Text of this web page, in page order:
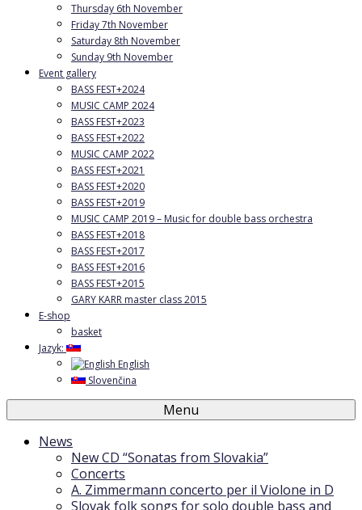
Thursday 6th November
Friday 7th November
Saturday 8th November
Sunday 9th November
Event gallery
BASS FEST+2024
MUSIC CAMP 2024
BASS FEST+2023
BASS FEST+2022
MUSIC CAMP 2022
BASS FEST+2021
BASS FEST+2020
BASS FEST+2019
MUSIC CAMP 2019 – Music for double bass orchestra
BASS FEST+2018
BASS FEST+2017
BASS FEST+2016
BASS FEST+2015
GARY KARR master class 2015
E-shop
basket
Jazyk:
English
Slovenčina
Menu
News
New CD “Sonatas from Slovakia”
Concerts
A. Zimmermann concerto per il Violone in D
Slovak folk songs for solo double bass and